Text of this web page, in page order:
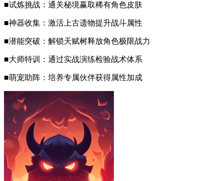
■试炼挑战：通关秘境赢取稀有角色皮肤
■神器收集：激活上古遗物提升战斗属性
■潜能突破：解锁天赋树释放角色极限战力
■大师特训：通过实战演练检验战术体系
■萌宠助阵：培养专属伙伴获得属性加成